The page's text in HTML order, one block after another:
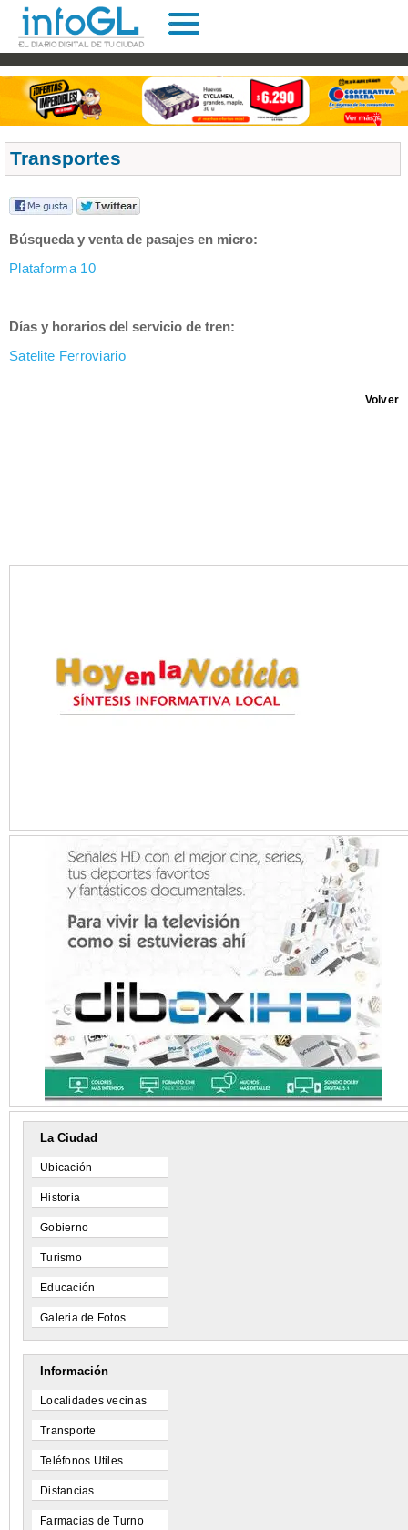
Transportes
Búsqueda y venta de pasajes en micro:
Plataforma 10
Días y horarios del servicio de tren:
Satelite Ferroviario
Volver
La Ciudad
Ubicación
Historia
Gobierno
Turismo
Educación
Galeria de Fotos
Información
Localidades vecinas
Transporte
Teléfonos Utiles
Distancias
Farmacias de Turno